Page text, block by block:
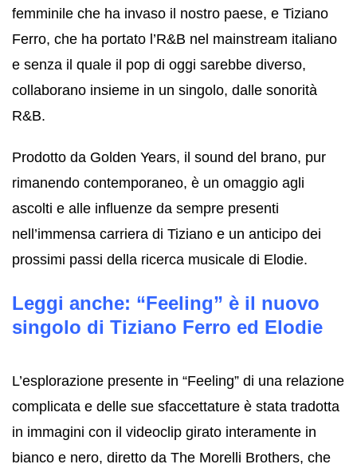
femminile che ha invaso il nostro paese, e Tiziano
Ferro, che ha portato l’R&B nel mainstream italiano
e senza il quale il pop di oggi sarebbe diverso,
collaborano insieme in un singolo, dalle sonorità
R&B.
Prodotto da Golden Years, il sound del brano, pur
rimanendo contemporaneo, è un omaggio agli
ascolti e alle influenze da sempre presenti
nell’immensa carriera di Tiziano e un anticipo dei
prossimi passi della ricerca musicale di Elodie.
Leggi anche: “Feeling” è il nuovo
singolo di Tiziano Ferro ed Elodie
L’esplorazione presente in “Feeling” di una relazione
complicata e delle sue sfaccettature è stata tradotta
in immagini con il videoclip girato interamente in
bianco e nero, diretto da The Morelli Brothers, che